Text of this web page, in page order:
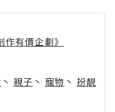
有價企劃》
丶 親子 丶 寵物 丶 扮靚